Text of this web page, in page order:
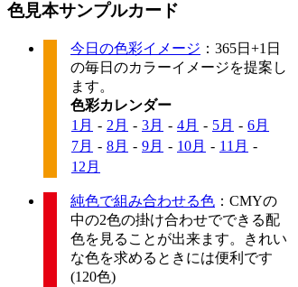
色見本サンプルカード
今日の色彩イメージ ：365日+1日
の毎日のカラーイメージを提案し
ます。
色彩カレンダー
1月 - 2月 - 3月 - 4月 - 5月 - 6月
7月 - 8月 - 9月 - 10月 - 11月 -
12月
純色で組み合わせる色 ：CMYの
中の2色の掛け合わせでできる配
色を見ることが出来ます。きれい
な色を求めるときには便利です
(120色)